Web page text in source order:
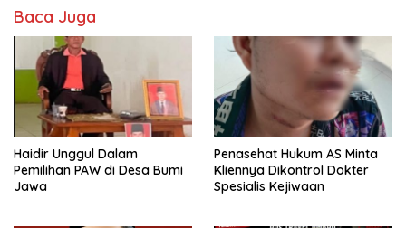
Baca Juga
Haidir Unggul Dalam
Pemilihan PAW di Desa Bumi
Jawa
Penasehat Hukum AS Minta
Kliennya Dikontrol Dokter
Spesialis Kejiwaan